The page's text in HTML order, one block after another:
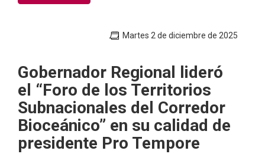
Martes 2 de diciembre de 2025
Gobernador Regional lideró
el “Foro de los Territorios
Subnacionales del Corredor
Bioceánico” en su calidad de
presidente Pro Tempore